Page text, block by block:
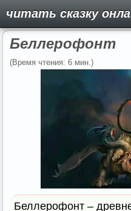
читать сказку
Беллерофонт
(Время чтения: 6 мин.)
Беллерофонт –